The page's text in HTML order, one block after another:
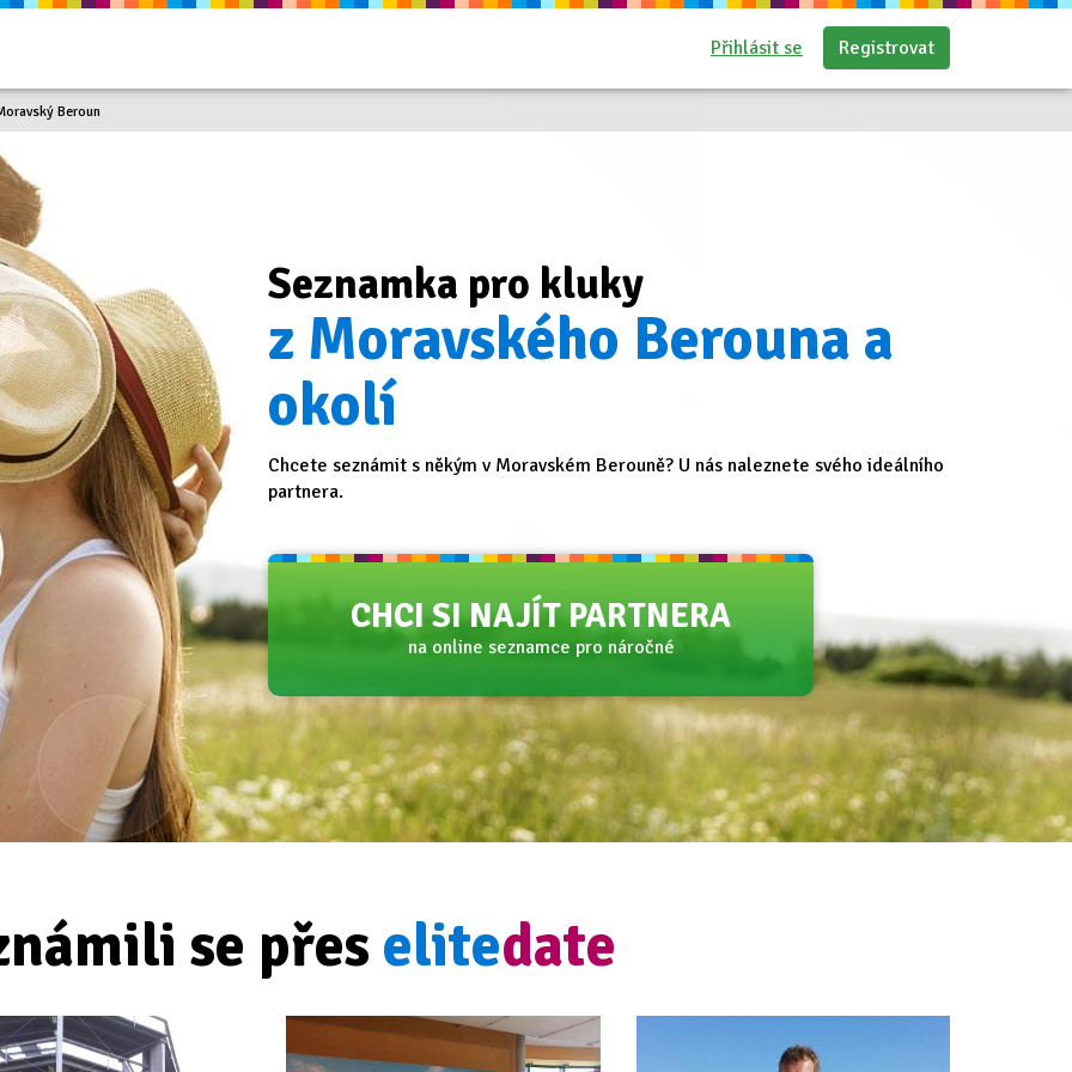
Přihlásit se Registrovat
Seznamka pro kluky
z Moravského Berouna a
okolí
Chcete seznámit s někým v Moravském Berouně? U nás naleznete svého ideálního
partnera.
CHCI SI NAJÍT PARTNERA
na online seznamce pro náročné
Beroun
se přes elitedate